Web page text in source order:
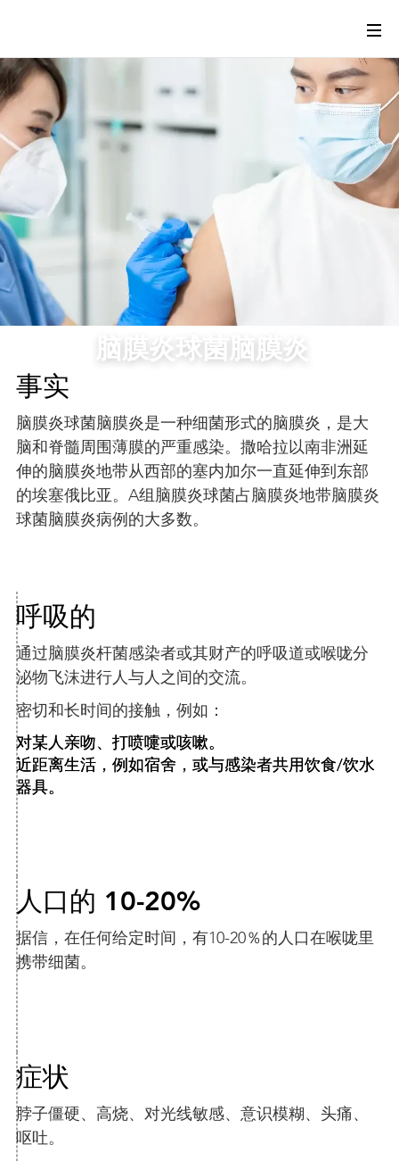
脑膜炎球菌脑膜炎
事实
脑膜炎球菌脑膜炎是一种细菌形式的脑膜炎，是大
脑和脊髓周围薄膜的严重感染。撒哈拉以南非洲延
伸的脑膜炎地带从西部的塞内加尔一直延伸到东部
的埃塞俄比亚。A组脑膜炎球菌占脑膜炎地带脑膜炎
球菌脑膜炎病例的大多数。
呼吸的
通过脑膜炎杆菌感染者或其财产的呼吸道或喉咙分
泌物飞沫进行人与人之间的交流。
密切和长时间的接触，例如：
对某人亲吻、打喷嚏或咳嗽。
近距离生活，例如宿舍，或与感染者共用饮食/饮水
器具。
人口的 10-20%
据信，在任何给定时间，有10-20％的人口在喉咙里
携带细菌。
症状
脖子僵硬、高烧、对光线敏感、意识模糊、头痛、
呕吐。